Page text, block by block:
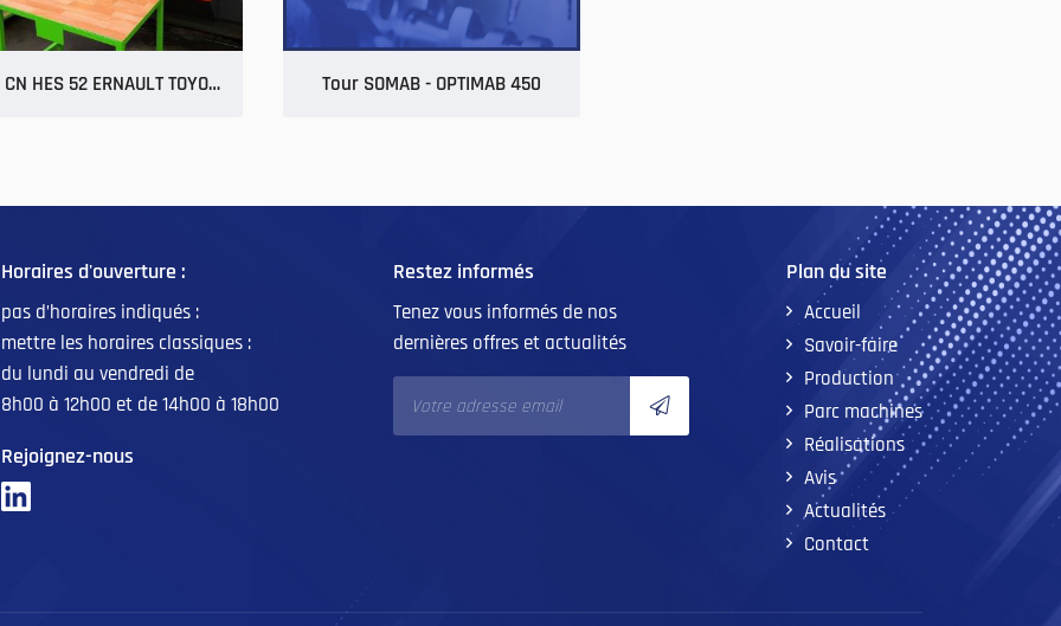
Tour CN HES 52 ERNAULT TOYODA - NUM 750 Tour SOMAB - OPTIMAB 450
Horaires d'ouverture :
pas d’horaires indiqués :
mettre les horaires classiques :
du lundi au vendredi de
8h00 à 12h00 et de 14h00 à 18h00
Rejoignez-nous
Restez informés
Tenez vous informés de nos
dernières offres et actualités
Plan du site
Accueil
Savoir-faire
Production
Parc machines
Réalisations
Avis
Actualités
Contact